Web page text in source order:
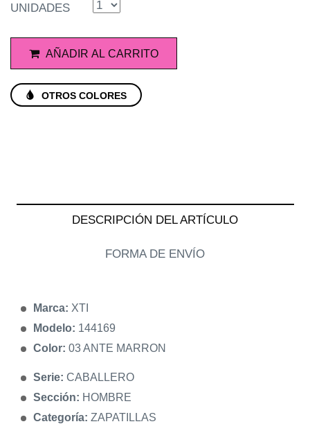
UNIDADES
AÑADIR AL CARRITO
OTROS COLORES
DESCRIPCIÓN DEL ARTÍCULO
FORMA DE ENVÍO
Marca: XTI
Modelo: 144169
Color: 03 ANTE MARRON
Serie: CABALLERO
Sección: HOMBRE
Categoría: ZAPATILLAS